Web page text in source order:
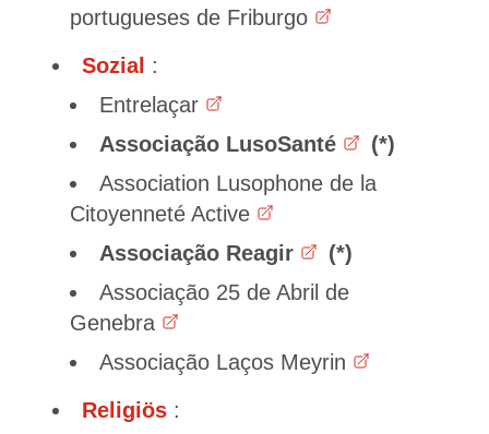
portugueses de Friburgo
Sozial :
Entrelaçar
Associação LusoSanté
Association Lusophone de la
Citoyenneté Active
Associação Reagir
Associação 25 de Abril de
Genebra
Associação Laços Meyrin
Religiös :